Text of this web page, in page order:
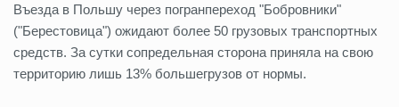
Въезда в Польшу через погранпереход "Бобровники"
("Берестовица") ожидают более 50 грузовых транспортных
средств. За сутки сопредельная сторона приняла на свою
территорию лишь 13% большегрузов от нормы.